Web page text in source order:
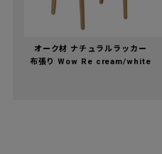
オーク材 ナチュラルラッカー
布張り Wow Re cream/white